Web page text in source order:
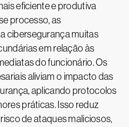
eficiente e produtiva
processo, as
cibersegurança muitas
em relação às
do funcionário. Os
aliviam o impacto das
aplicando protocolos
práticas. Isso reduz
de ataques maliciosos,